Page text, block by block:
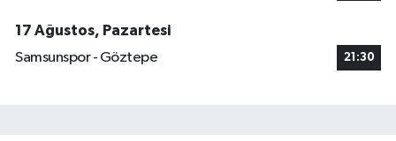
17 Ağustos, Pazartesi
Samsunspor - Göztepe
21:30